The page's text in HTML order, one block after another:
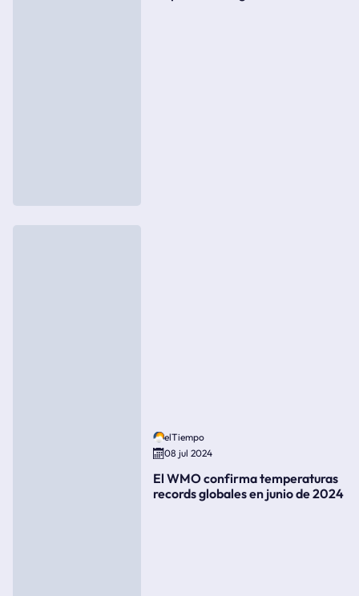
elTiempo
08 jul 2024
El WMO confirma temperaturas
records globales en junio de 2024